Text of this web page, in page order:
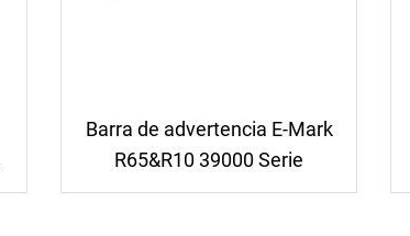
Barra de advertencia E-Mark
R65&R10 39000 Serie